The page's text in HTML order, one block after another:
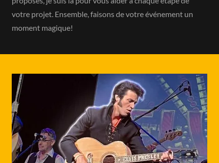
votre projet. Ensemble, faisons de votre événement un
moment magique!